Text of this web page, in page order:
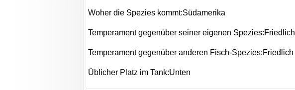
Woher die Spezies kommt:Südamerika
Temperament gegenüber seiner eigenen Spezies:Friedlich
Temperament gegenüber anderen Fisch-Spezies:Friedlich
Üblicher Platz im Tank:Unten